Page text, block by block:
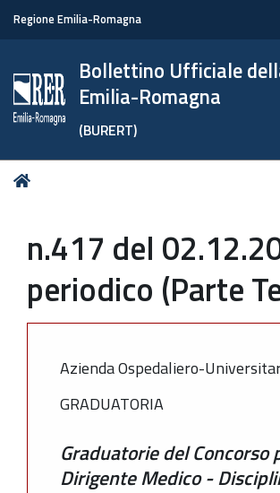
Regione Emilia-Romagna
Bollettino Ufficiale
Emilia-Romagna
(BURERT)
Tu
n.417 del
periodico (Parte
Azienda Ospedaliero-
GRADUATORIA
Graduatorie del
Dirigente Medico -